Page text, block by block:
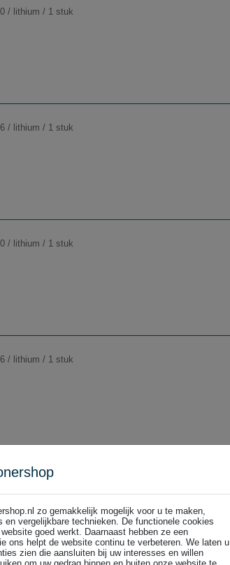
/ lithium / 1 stuk
/ lithium / 1 stuk
/ lithium / 1 stuk
/ lithium / 1 stuk
/ lithium / 1 stuk
zo gemakkelijk mogelijk voor u te maken,
en vergelijkbare technieken. De functionele cookies
goed werkt. Daarnaast hebben ze een
ons helpt de website continu te verbeteren. We laten u
zien die aansluiten bij uw interesses en willen